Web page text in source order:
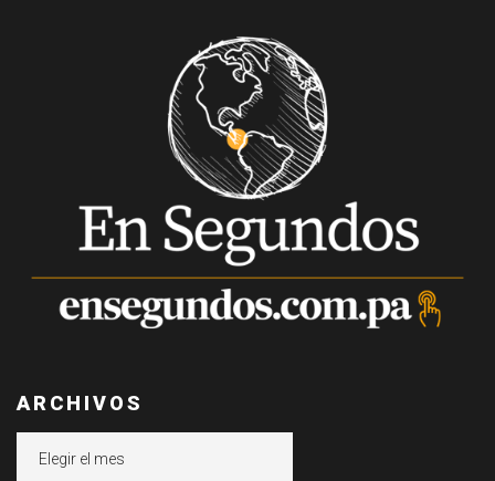
ARCHIVOS